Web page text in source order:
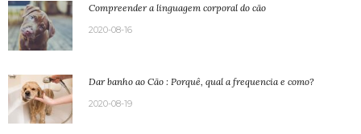
Compreender a linguagem corporal do cão
2020-08-16
Dar banho ao Cão : Porquê, qual a frequencia e como?
2020-08-19